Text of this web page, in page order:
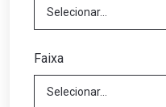
Faixa